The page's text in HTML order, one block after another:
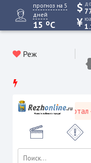
прогноз на 5
дней
15 oC
Реж
городской портал -